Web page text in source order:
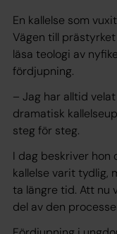
En kallelse som
Vägen till
läsa teologi av
fördjupning.
– Jag har alltid
dramatisk
steg för steg.
I dag beskriver hon
kallelse varit tydlig,
ta längre tid. Att nu
del av den